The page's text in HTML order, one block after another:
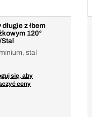
długie z łbem
120°
stal
się, aby
ceny